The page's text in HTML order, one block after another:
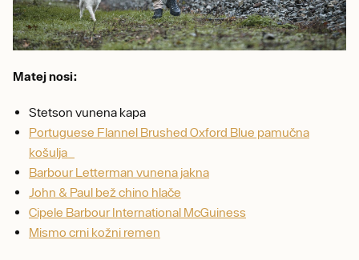
Matej nosi:
Stetson vunena kapa
Portuguese Flannel Brushed Oxford Blue pamučna
košulja
Barbour Letterman vunena jakna
John & Paul bež chino hlače
Cipele Barbour International McGuiness
Mismo crni kožni remen